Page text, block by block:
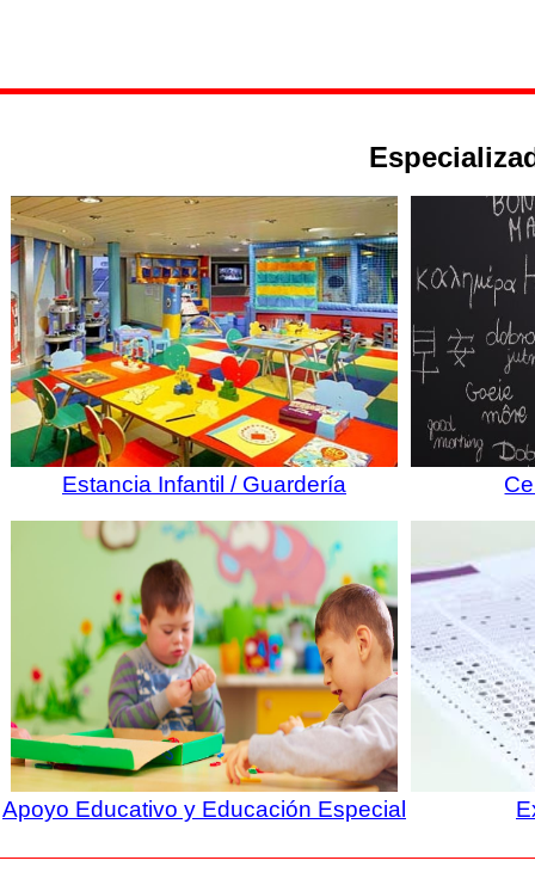
Estancia Infantil / Guardería
Apoyo Educativo y Educación Especial